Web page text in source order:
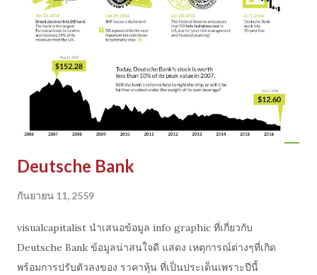
ู้มาตลอด)
Deutsche Bank
กันยายน 11, 2559
visualcapitalist นำเสนอข้อมูล info graphic ที่เกี่ยวกับ
Deutsche Bank ข้อมูลน่าสนใจดี แสดง เหตุการณ์ต่างๆที่เกิด
พร้อมการปรับตัวลงของ ราคาหุ้น ที่เป็นประเด็นเพราะปีนี้